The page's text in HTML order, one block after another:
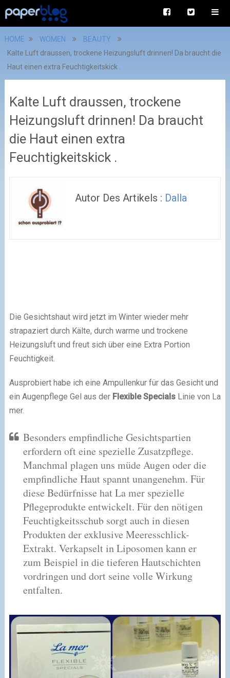
HOME WOMEN
BEAUTY
Kalte Luft draussen, trockene Heizungsluft drinnen! Da braucht die
Haut einen extra Feuchtigkeitskick .
Kalte Luft draussen, trockene
Heizungsluft drinnen! Da braucht
die Haut einen extra
Feuchtigkeitskick .
Autor Des Artikels : Dalla
Die Gesichtshaut wird jetzt im Winter wieder mehr
strapaziert durch Kälte, durch warme und trockene
Heizungsluft und freut sich über eine Extra Portion
Feuchtigkeit.
Ausprobiert habe ich eine Ampullenkur für das Gesicht und
ein Augenpflege Gel aus der Flexible SpecialsLinie von La
mer.
Besonders empfindliche Gesichtspartien
erfordern oft eine spezielle Zusatzpflege.
Manchmal plagen uns müde Augen oder die
empfindliche Haut spannt unangenehm. Für
diese Bedürfnisse hat La mer spezielle
Pflegeprodukte entwickelt. Für den nötigen
Feuchtigkeitsschub sorgt auch in diesen
Produkten der exklusive Meeresschlick-
Extrakt. Verkapselt in Liposomen kann er
zum Beispiel in die tieferen Hautschichten
vordringen und dort seine volle Wirkung
entfalten.